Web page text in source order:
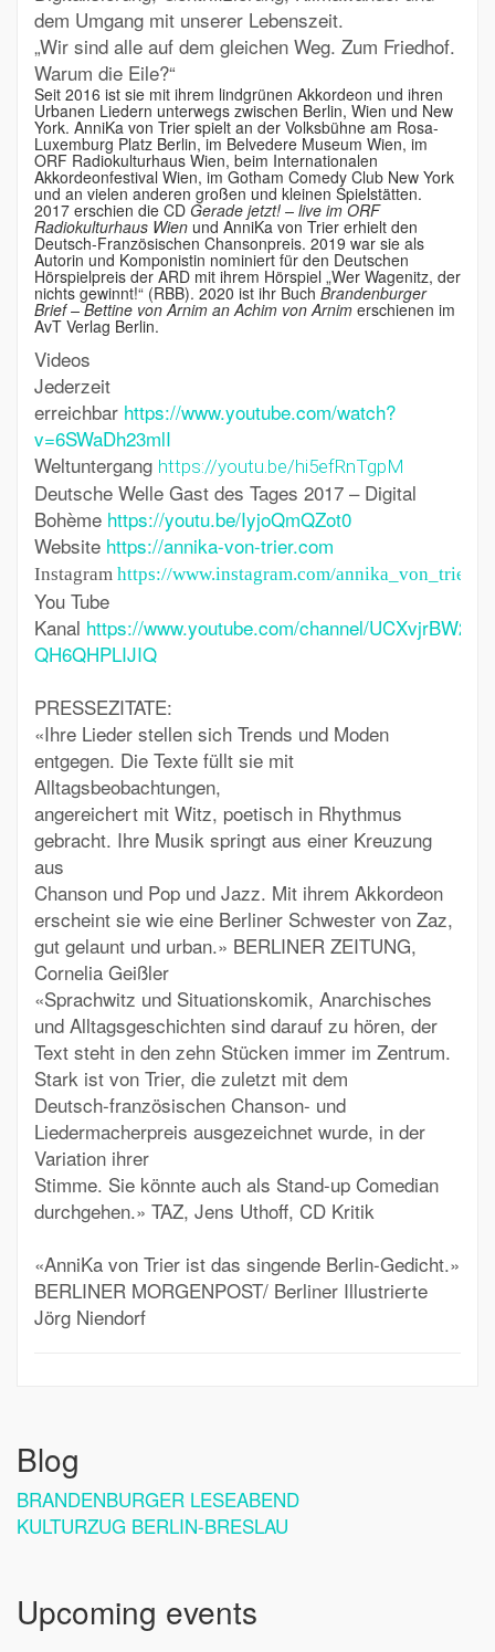
dem Umgang mit unserer Lebenszeit.
„Wir sind alle auf dem gleichen Weg. Zum Friedhof.
Warum die Eile?“
Seit 2016 ist sie mit ihrem lindgrünen Akkordeon und ihren
Urbanen Liedern unterwegs zwischen Berlin, Wien und New
York. AnniKa von Trier spielt an der Volksbühne am Rosa-
Luxemburg Platz Berlin, im Belvedere Museum Wien, im
ORF Radiokulturhaus Wien, beim Internationalen
Akkordeonfestival Wien, im Gotham Comedy Club New York
und an vielen anderen großen und kleinen Spielstätten.
2017 erschien die CD Gerade jetzt! – live im ORF
Radiokulturhaus Wien und AnniKa von Trier erhielt den
Deutsch-Französischen Chansonpreis. 2019 war sie als
Autorin und Komponistin nominiert für den Deutschen
Hörspielpreis der ARD mit ihrem Hörspiel „Wer Wagenitz, der
nichts gewinnt!“ (RBB). 2020 ist ihr Buch Brandenburger
Brief – Bettine von Arnim an Achim von Arnim erschienen im
AvT Verlag Berlin.
Videos
Jederzeit
erreichbar https://www.youtube.com/watch?
v=6SWaDh23mlI
Weltuntergang https://youtu.be/hi5efRnTgpM
Deutsche Welle Gast des Tages 2017 – Digital
Bohème https://youtu.be/IyjoQmQZot0
Website https://annika-von-trier.com
Instagram https://www.instagram.com/annika_von_trier/
You Tube
Kanal https://www.youtube.com/channel/
QH6QHPLIJIQ
PRESSEZITATE:
«Ihre Lieder stellen sich Trends und Moden
entgegen. Die Texte füllt sie mit
Alltagsbeobachtungen,
angereichert mit Witz, poetisch in Rhythmus
gebracht. Ihre Musik springt aus einer Kreuzung
aus
Chanson und Pop und Jazz. Mit ihrem Akkordeon
erscheint sie wie eine Berliner Schwester von Zaz,
gut gelaunt und urban.» BERLINER ZEITUNG,
Cornelia Geißler
«Sprachwitz und Situationskomik, Anarchisches
und Alltagsgeschichten sind darauf zu hören, der
Text steht in den zehn Stücken immer im Zentrum.
Stark ist von Trier, die zuletzt mit dem
Deutsch-französischen Chanson- und
Liedermacherpreis ausgezeichnet wurde, in der
Variation ihrer
Stimme. Sie könnte auch als Stand-up Comedian
durchgehen.» TAZ, Jens Uthoff, CD Kritik
«AnniKa von Trier ist das singende Berlin-Gedicht.»
BERLINER MORGENPOST/ Berliner Illustrierte
Jörg Niendorf
Blog
BRANDENBURGER LESEABEND
KULTURZUG BERLIN-BRESLAU
Upcoming events